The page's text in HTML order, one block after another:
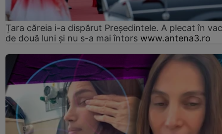
Țara căreia i-a dispărut Președintele. A plecat în
de două luni și nu s-a mai întors www.antena3.ro